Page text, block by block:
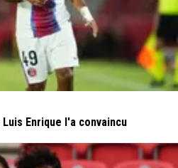
Enrique l'a convaincu